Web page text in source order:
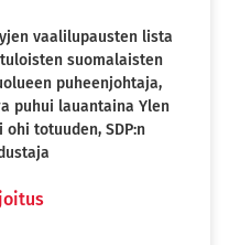
vaalilupausten lista
suomalaisten
puheenjohtaja,
puhui lauantaina Ylen
totuuden, SDP:n